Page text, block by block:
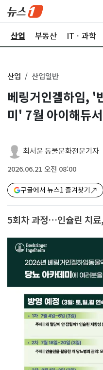
산업 부동산 ITㆍ과학
산업 산업일반
베링거인겔하임, '
미' 7월 아이해듀서
최서윤 동물문화전문기자
2026.06.21 오전 08:00
구글에서 뉴스1 즐겨찾기
5회차 과정…인슐린 치